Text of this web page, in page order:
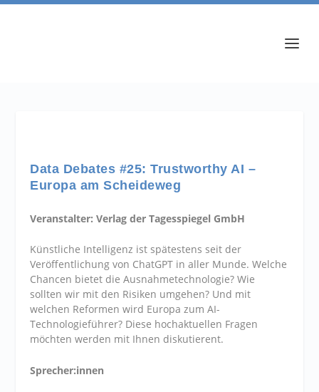
Data Debates #25: Trustworthy AI –
Europa am Scheideweg
Veranstalter: Verlag der Tagesspiegel GmbH
Künstliche Intelligenz ist spätestens seit der
Veröffentlichung von ChatGPT in aller Munde. Welche
Chancen bietet die Ausnahmetechnologie? Wie
sollten wir mit den Risiken umgehen? Und mit
welchen Reformen wird Europa zum AI-
Technologieführer? Diese hochaktuellen Fragen
möchten werden mit Ihnen diskutierent.
Sprecher:innen